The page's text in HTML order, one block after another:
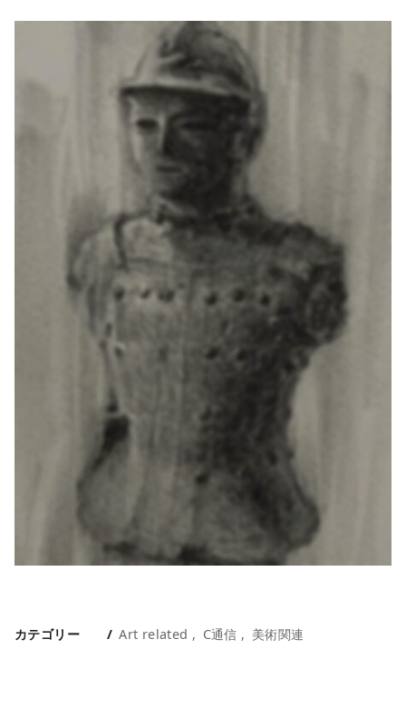
カテゴリー Art related C通信 美術関連